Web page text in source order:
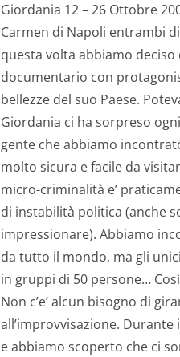
Giordania 12 – 26 Ottobre
Carmen di Napoli entrambi
questa volta abbiamo
documentario con
bellezze del suo Paese.
Giordania ci ha sorpreso
gente che abbiamo
molto sicura e facile da
micro-criminalità e’
di instabilità politica (anche
impressionare). Abbiamo
da tutto il mondo, ma gli
in gruppi di 50 persone…
Non c’e’ alcun bisogno di
all’improvvisazione.
e abbiamo scoperto che ci